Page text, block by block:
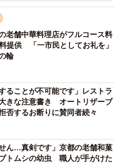
老舗中華料理店がフルコース料
提供 「一市民としてお礼を」
輪
ることが不可能です」レストラ
きな注意書き オートリザーブ
否するお断りに賛同者続々
せん…真剣です」京都の老舗和菓
トムシの幼虫 職人が手がけた